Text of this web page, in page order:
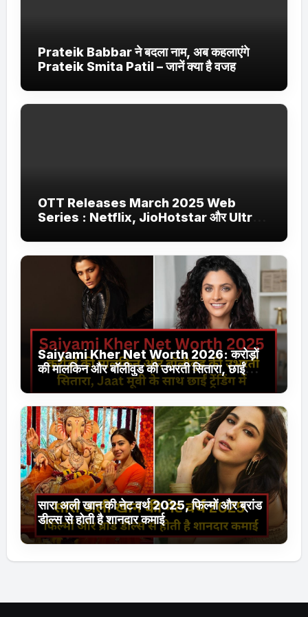
Prateik Babbar ने बदला नाम, अब कहलाएंगे
Prateik Smita Patil – जानें क्या है वजह
OTT Releases March 2025 Web
Series : Netflix, JioHotstar और Ultra
Saiyami Kher Net Worth 2026: करोड़ों
की मालकिन और बॉलीवुड की उभरती सितारा, छाईं
ट्रेंडिंग में
सारा अली खान की नेट वर्थ 2025, फिल्मों और ब्रांड
डील्स से होती है शानदार कमाई